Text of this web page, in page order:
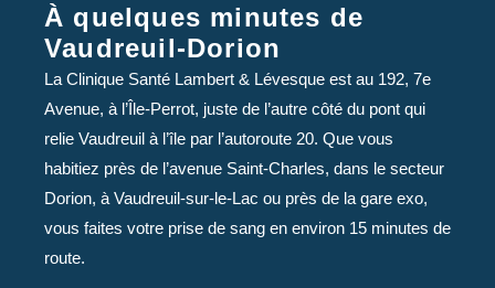
À quelques minutes de
Vaudreuil-Dorion
La Clinique Santé Lambert & Lévesque est au 192, 7e
Avenue, à l’Île-Perrot, juste de l’autre côté du pont qui
relie Vaudreuil à l’île par l’autoroute 20. Que vous
habitiez près de l’avenue Saint-Charles, dans le secteur
Dorion, à Vaudreuil-sur-le-Lac ou près de la gare exo,
vous faites votre prise de sang en environ 15 minutes de
route.